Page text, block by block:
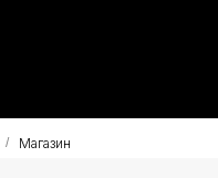
/ Магазин